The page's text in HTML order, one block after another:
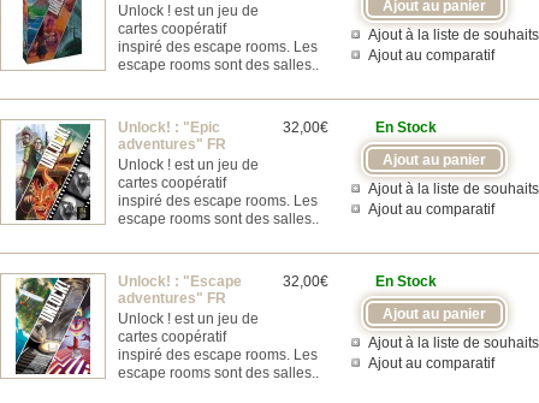
Ajout à la liste de souhaits
Ajout au comparatif
Unlock ! est un jeu de
cartes coopératif
inspiré des escape rooms. Les
escape rooms sont des salles..
En Stock
Ajout à la liste de souhaits
Ajout au comparatif
32,00€
Unlock! : "Epic
adventures" FR
Unlock ! est un jeu de
cartes coopératif
inspiré des escape rooms. Les
escape rooms sont des salles..
En Stock
Ajout à la liste de souhaits
Ajout au comparatif
32,00€
Unlock! : "Escape
adventures" FR
Unlock ! est un jeu de
cartes coopératif
inspiré des escape rooms. Les
escape rooms sont des salles..